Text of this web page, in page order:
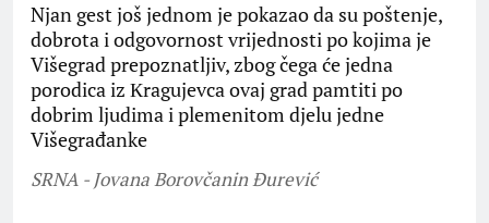
Njan gest još jednom je pokazao da su poštenje,
dobrota i odgovornost vrijednosti po kojima je
Višegrad prepoznatljiv, zbog čega će jedna
porodica iz Кragujevca ovaj grad pamtiti po
dobrim ljudima i plemenitom djelu jedne
Višegrađanke
SRNA - Jovana Borovčanin Đurević